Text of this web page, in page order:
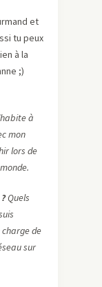
et
tu peux
à la
;)
à
mon
lors de
Quels
de
sur